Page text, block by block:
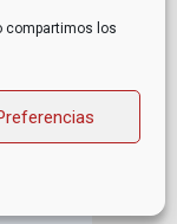
compartimos los